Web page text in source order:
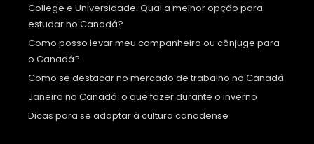
College e Universidade: Qual a melhor opção para
estudar no Canadá?
Como posso levar meu companheiro ou cônjuge para
o Canadá?
Como se destacar no mercado de trabalho no Canadá
Janeiro no Canadá: o que fazer durante o inverno
Dicas para se adaptar à cultura canadense